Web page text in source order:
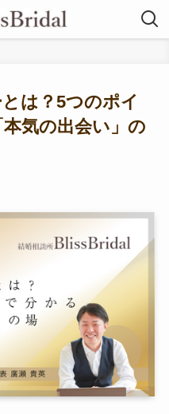
は？5つのポイ
気の出会い」の